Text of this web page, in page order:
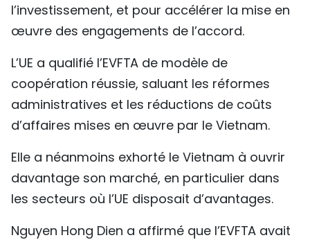
l’investissement, et pour accélérer la mise en
œuvre des engagements de l’accord.
L’UE a qualifié l’EVFTA de modèle de
coopération réussie, saluant les réformes
administratives et les réductions de coûts
d’affaires mises en œuvre par le Vietnam.
Elle a néanmoins exhorté le Vietnam à ouvrir
davantage son marché, en particulier dans
les secteurs où l’UE disposait d’avantages.
Nguyen Hong Dien a affirmé que l’EVFTA avait